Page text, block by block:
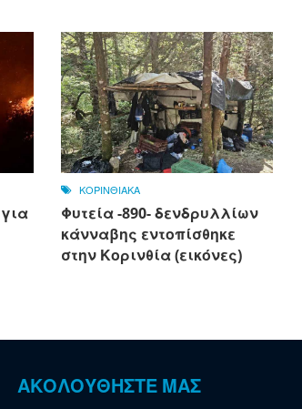
ΚΟΡΙΝΘΙΑΚΑ
Φυτεία -890- δενδρυλλίων
κάνναβης εντοπίσθηκε
στην Κορινθία (εικόνες)
ΑΚΟΛΟΥΘΗΣΤΕ ΜΑΣ